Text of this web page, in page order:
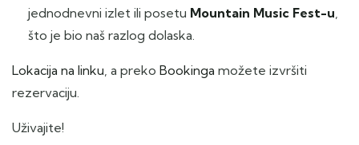
jednodnevni izlet ili posetu Mountain Music Fest-u,
što je bio naš razlog dolaska.
Lokacija na linku, a preko Bookinga možete izvršiti
rezervaciju.
Uživajite!